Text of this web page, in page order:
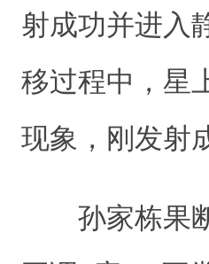
射成功并进入
移过程中，星
现象，刚发
孙家栋果断